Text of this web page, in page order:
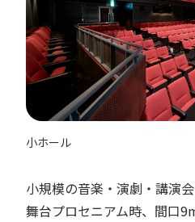
小ホール
小規模の音楽・演劇・講演
舞台プロセニアム時、間口